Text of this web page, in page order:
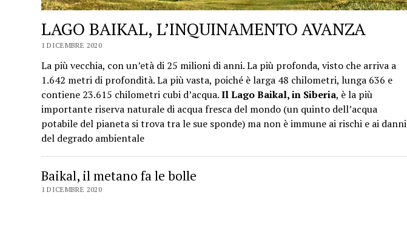
LAGO BAIKAL, L’INQUINAMENTO AVANZA
1 DICEMBRE 2020
La più vecchia, con un’età di 25 milioni di anni. La più profonda, visto che arriva a
1.642 metri di profondità. La più vasta, poiché è larga 48 chilometri, lunga 636 e
contiene 23.615 chilometri cubi d’acqua.Il Lago Baikal, in Siberia, è la più
importante riserva naturale di acqua fresca del mondo (un quinto dell’acqua
potabile del pianeta si trova tra le sue sponde) ma non è immune ai rischi e ai danni
del degrado ambientale
Baikal, il metano fa le bolle
1 DICEMBRE 2020